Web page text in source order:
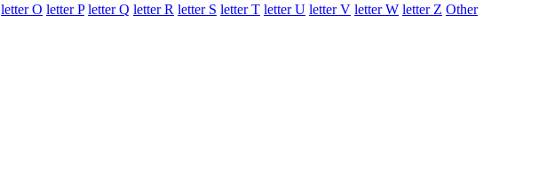
letterO letterP letterQ letterR letter S letterT letterU letterV letterW letter Z Other